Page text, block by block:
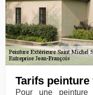
Tarifs peinture
Pour une peinture